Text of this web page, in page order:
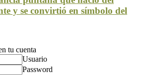
y se convirtió en símbolo del
tu cuenta
Usuario
Password